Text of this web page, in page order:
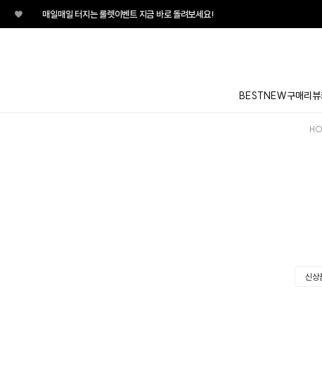
♥ 매일매일 터지는 룰렛이벤트 지금 바로 돌려보세요!
BESTNEW구매리뷰